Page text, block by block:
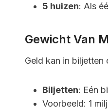
5 huizen: Als
Gewicht Van
Geld kan in
Biljetten: Eén
Voorbeeld: 1